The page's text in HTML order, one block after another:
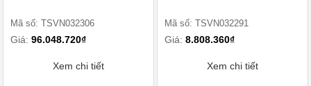
Mã số: TSVN032306
Giá: 96.048.720₫
Xem chi tiết
Mã số: TSVN032291
Giá: 8.808.360₫
Xem chi tiết